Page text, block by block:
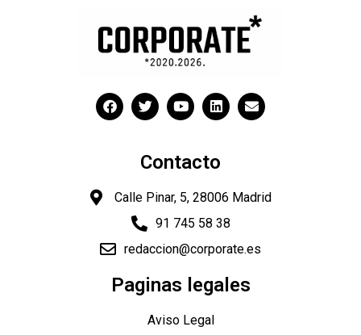
Contacto
Calle Pinar, 5, 28006 Madrid
91 745 58 38
redaccion@corporate.es
Paginas legales
Aviso Legal